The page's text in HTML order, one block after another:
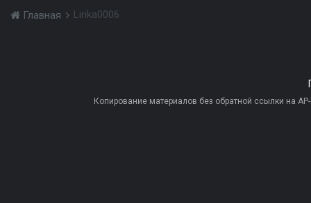
Главная Lirika0006
Копирование материалов без обратной ссылки на